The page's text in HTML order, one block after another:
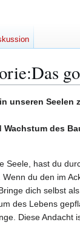
:Das
unseren Seelen
Wachstum des
Seele, hast du
Wenn du den im
dich selbst
des Lebens
Diese Andacht